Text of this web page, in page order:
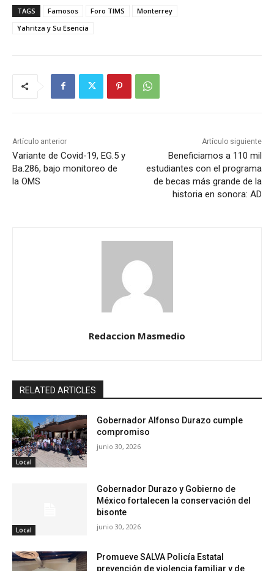
TAGS Famosos Foro TIMS
Monterrey
Yahritza y Su Esencia
Artículo anterior
Variante de Covid-19, EG.5 y
Ba.286, bajo monitoreo de
la OMS
Artículo siguiente
Beneficiamos a 110 mil
estudiantes con el programa
de becas más grande de la
historia en sonora: AD
Redaccion Masmedio
RELATED ARTICLES
Local
Gobernador Alfonso Durazo cumple
compromiso
junio 30, 2026
Local
Gobernador Durazo y Gobierno de
México fortalecen la conservación del
bisonte
junio 30, 2026
Promueve SALVA Policía Estatal
prevención de violencia familiar y de